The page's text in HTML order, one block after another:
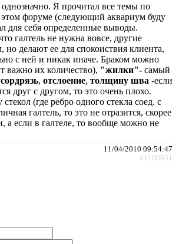
Я прочитал все темы по
этом форуме (следующий аквариум буду
для себя определенные выводы.
галтель не нужна вовсе, другие
но делают ее для спокоиствия клиента,
с ней и никак иначе. Браком можно
важно их количество), "жилки"- самый
, отслоение, толщину шва -если
друг с другом, то это очень плохо.
(где ребро одного стекла соед. с
галтель, то это не отразится, скорее
а если в галтеле, то вообще можно не
11/04/2010 09:54:47
#1106651